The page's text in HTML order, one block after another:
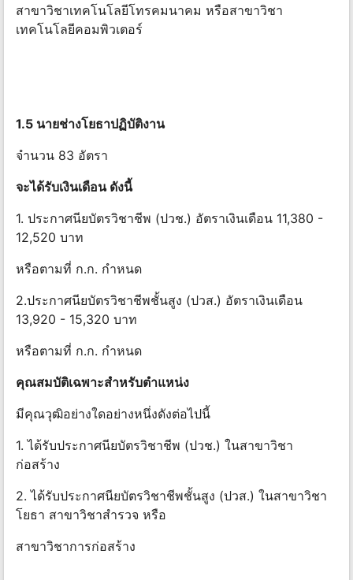
สาขาวิชาเทคโนโลยีโทรคมนาคม หรือสาขาวิชา
เทคโนโลยีคอมพิวเตอร์
1.5 นายช่างโยธาปฏิบัติงาน
จำนวน 83 อัตรา
จะได้รับเงินเดือน ดังนี้
1. ประกาศนียบัตรวิชาชีพ (ปวช.) อัตราเงินเดือน 11,380 -
12,520 บาท
หรือตามที่ ก.ก. กําหนด
2.ประกาศนียบัตรวิชาชีพชั้นสูง (ปวส.) อัตราเงินเดือน
13,920 - 15,320 บาท
หรือตามที่ ก.ก. กําหนด
คุณสมบัติเฉพาะสําหรับตําแหน่ง
มีคุณวุฒิอย่างใดอย่างหนึ่งดังต่อไปนี้
1. ได้รับประกาศนียบัตรวิชาชีพ (ปวช.) ในสาขาวิชา
ก่อสร้าง
2. ได้รับประกาศนียบัตรวิชาชีพชั้นสูง (ปวส.) ในสาขาวิชา
โยธา สาขาวิชาสํารวจ หรือ
สาขาวิชาการก่อสร้าง